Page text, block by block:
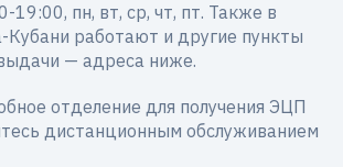
19:00, пн, вт, ср, чт, пт. Также в
Кубани работают и другие пункты
— адреса ниже.
отделение для получения ЭЦП
дистанционным обслуживанием